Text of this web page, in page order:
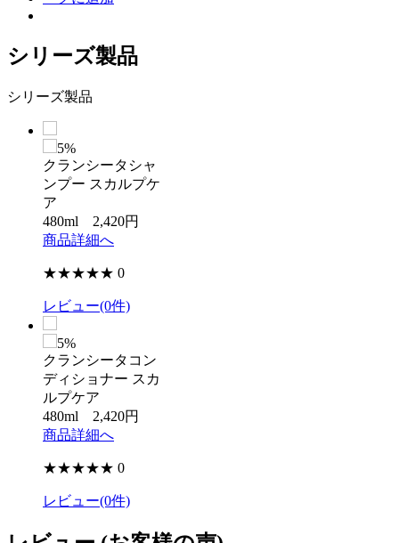
シリーズ製品
シリーズ製品
5%
クランシータシャ
ンプー スカルプケ
ア
480ml 2,420円
商品詳細へ
★★★★★ 0
レビュー(0件)
5%
クランシータコン
ディショナー スカ
ルプケア
480ml 2,420円
商品詳細へ
★★★★★ 0
レビュー(0件)